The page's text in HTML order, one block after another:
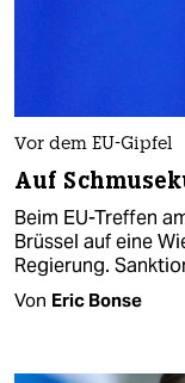
Vor dem EU-Gipfel
Auf
Beim EU-Treffen
Brüssel auf eine
Regierung.
Von Eric Bonse